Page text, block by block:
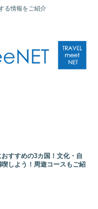
る情報をご紹介
すすめの3カ国！文化・自
しよう！周遊コースもご紹